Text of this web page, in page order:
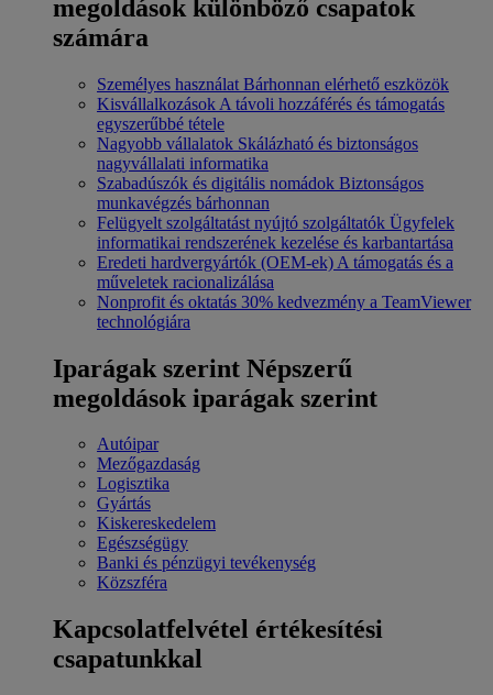
megoldások különböző csapatok
számára
Személyes használat Bárhonnan elérhető eszközök
Kisvállalkozások A távoli hozzáférés és támogatás
egyszerűbbé tétele
Nagyobb vállalatok Skálázható és biztonságos
nagyvállalati informatika
Szabadúszók és digitális nomádok Biztonságos
munkavégzés bárhonnan
Felügyelt szolgáltatást nyújtó szolgáltatók Ügyfelek
informatikai rendszerének kezelése és karbantartása
Eredeti hardvergyártók (OEM-ek) A támogatás és a
műveletek racionalizálása
Nonprofit és oktatás 30% kedvezmény a TeamViewer
technológiára
Iparágak szerint Népszerű
megoldások iparágak szerint
Autóipar
Mezőgazdaság
Logisztika
Gyártás
Kiskereskedelem
Egészségügy
Banki és pénzügyi tevékenység
Közszféra
Kapcsolatfelvétel értékesítési
csapatunkkal